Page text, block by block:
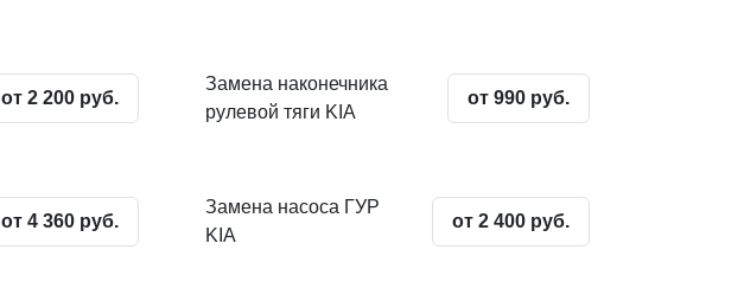
от 2 200 руб.
Замена наконечника
рулевой тяги KIA
от 990 руб.
от 4 360 руб.
Замена насоса ГУР
KIA
от 2 400 руб.